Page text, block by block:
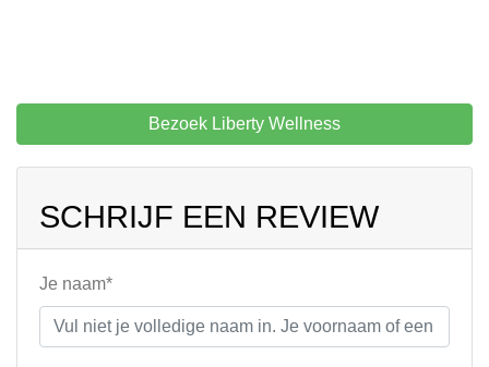
Bezoek Liberty Wellness
SCHRIJF EEN REVIEW
Je naam*